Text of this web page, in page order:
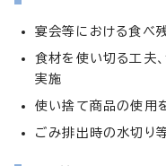
宴会等における食べ
食材を使い切る工夫
実施
使い捨て商品の使用
ごみ排出時の水切り